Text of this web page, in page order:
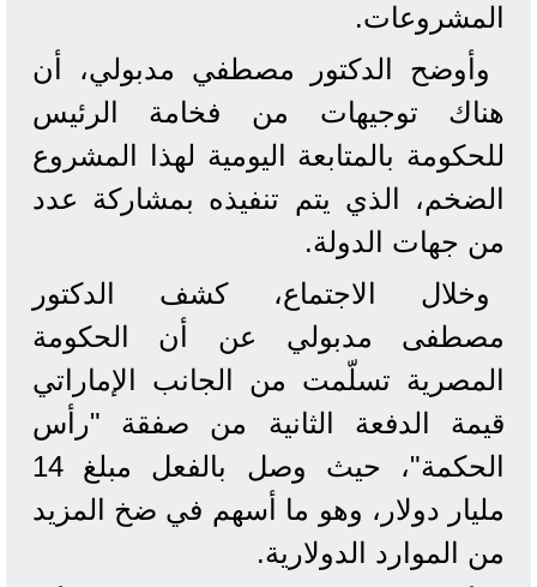
المشروعات.
وأوضح الدكتور مصطفي مدبولي، أن
هناك توجيهات من فخامة الرئيس
للحكومة بالمتابعة اليومية لهذا المشروع
الضخم، الذي يتم تنفيذه بمشاركة عدد
من جهات الدولة.
وخلال الاجتماع، كشف الدكتور
مصطفى مدبولي عن أن الحكومة
المصرية تسلّمت من الجانب الإماراتي
قيمة الدفعة الثانية من صفقة "رأس
الحكمة"، حيث وصل بالفعل مبلغ 14
مليار دولار، وهو ما أسهم في ضخ المزيد
من الموارد الدولارية.